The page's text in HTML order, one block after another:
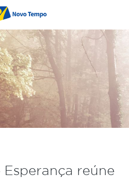
reúne